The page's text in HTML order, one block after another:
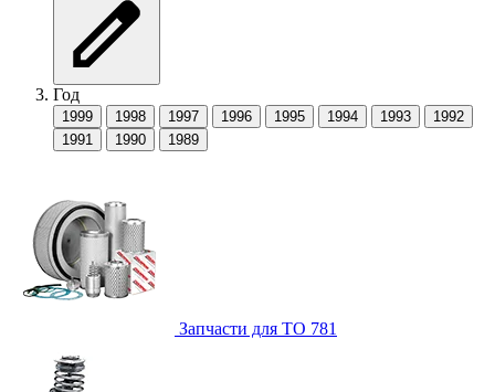
Год
1999 1998 1997 1996 1995 1994 1993
1992
1991
1990 1989
Запчасти для ТО 781